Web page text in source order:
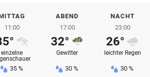
11:00
einzelne
35 %
ABEND
17:00
32°
Gewitter
30 %
NACHT
23:00
26°
leichter Regen
30 %